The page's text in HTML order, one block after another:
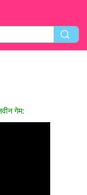
गेम: